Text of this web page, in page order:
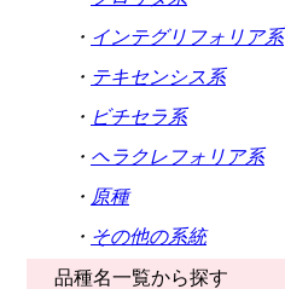
・ インテグリフォリア系
・ テキセンシス系
・ ビチセラ系
・ ヘラクレフォリア系
・ 原種
・ その他の系統
品種名一覧から探す